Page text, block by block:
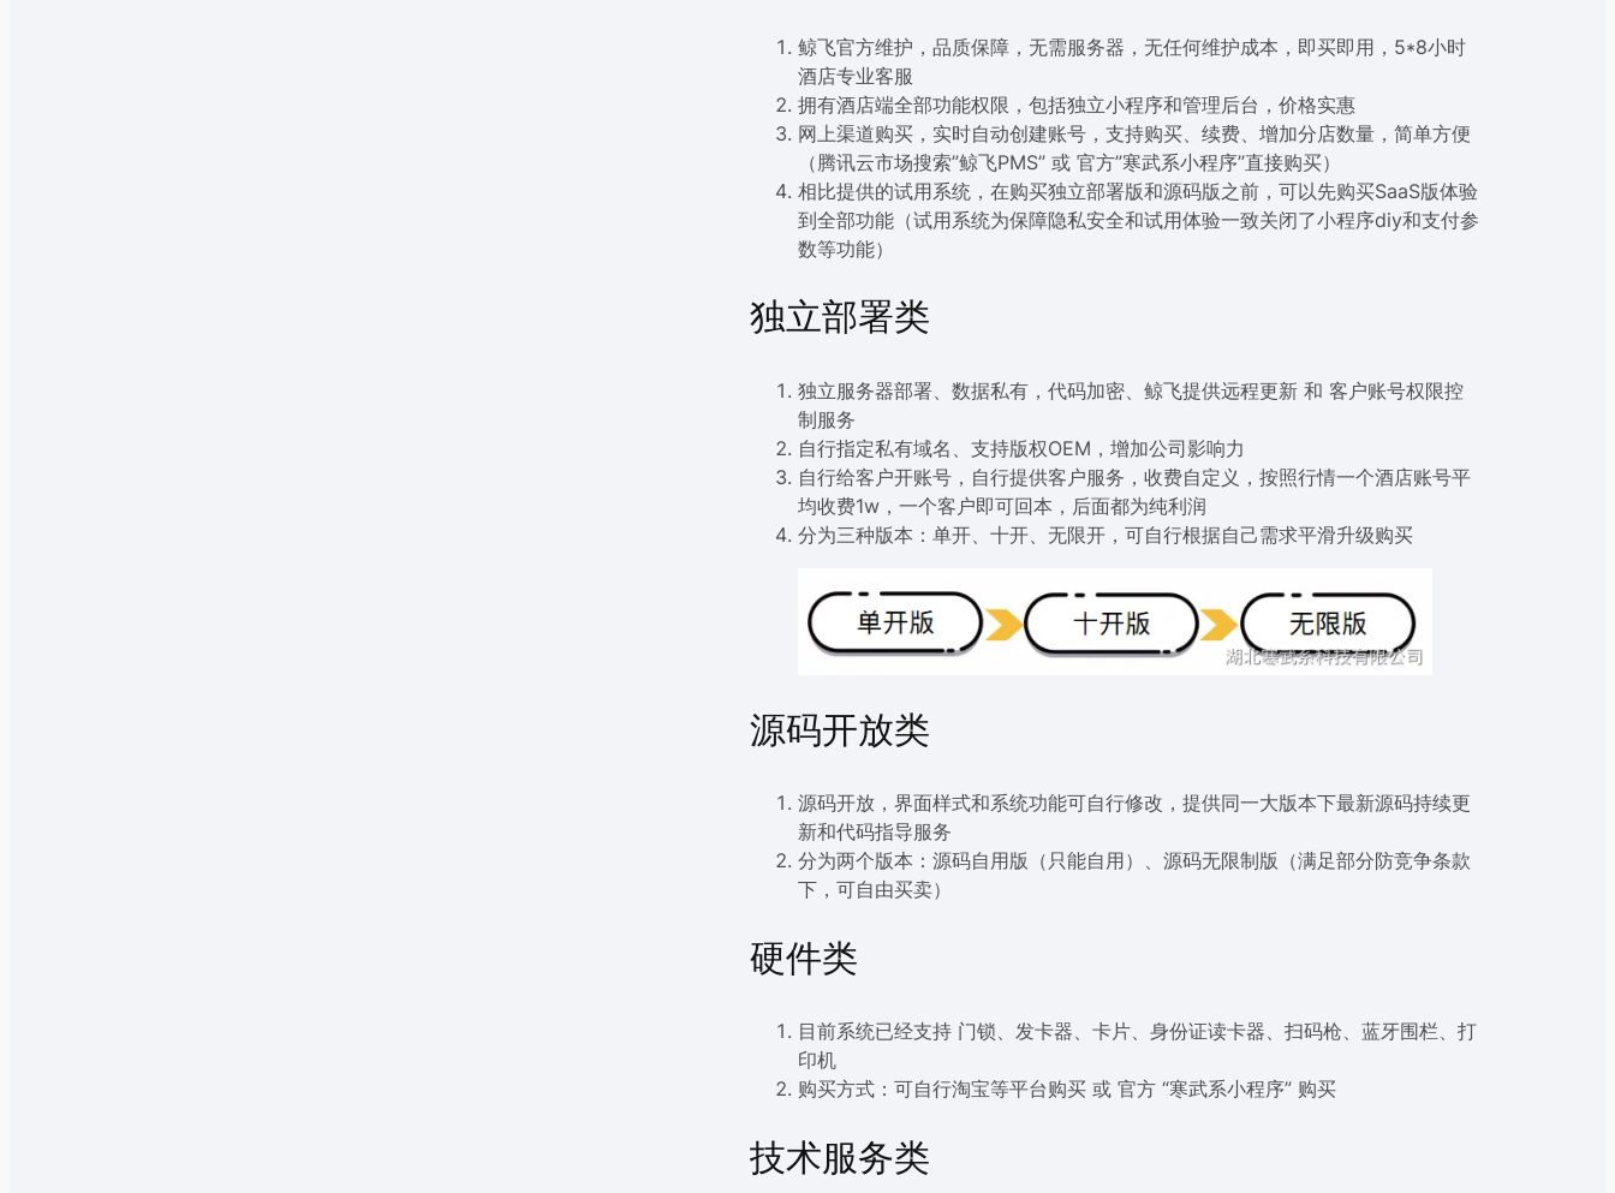
鲸飞官方维护，品质保障，无需服务器，无任何维护成本，即买即用，5*8小时
酒店专业客服
拥有酒店端全部功能权限，包括独立小程序和管理后台，价格实惠
网上渠道购买，实时自动创建账号，支持购买、续费、增加分店数量，简单方便
（腾讯云市场搜索”鲸飞PMS” 或 官方”寒武系小程序”直接购买）
相比提供的试用系统，在购买独立部署版和源码版之前，可以先购买SaaS版体验
到全部功能（试用系统为保障隐私安全和试用体验一致关闭了小程序diy和支付参
数等功能）
独立部署类
独立服务器部署、数据私有，代码加密、鲸飞提供远程更新 和 客户账号权限控
制服务
自行指定私有域名、支持版权OEM，增加公司影响力
自行给客户开账号，自行提供客户服务，收费自定义，按照行情一个酒店账号平
均收费1w，一个客户即可回本，后面都为纯利润
分为三种版本：单开、十开、无限开，可自行根据自己需求平滑升级购买
源码开放类
源码开放，界面样式和系统功能可自行修改，提供同一大版本下最新源码持续更
新和代码指导服务
分为两个版本：源码自用版（只能自用）、源码无限制版（满足部分防竞争条款
下，可自由买卖）
硬件类
目前系统已经支持 门锁、发卡器、卡片、身份证读卡器、扫码枪、蓝牙围栏、打
印机
购买方式：可自行淘宝等平台购买 或 官方 “寒武系小程序” 购买
技术服务类